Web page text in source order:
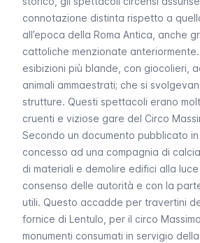
connotazione distinta rispetto a
all’epoca della Roma Antica, anche
cattoliche menzionate
esibizioni più blande, con giocolieri,
animali ammaestrati; che si
strutture. Questi spettacoli erano
cruenti e viziose gare del Circo
Secondo un documento pubblicato
concesso ad una compagnia di
di materiali e demolire edifici alla
consenso delle autorità e con la
utili. Questo accadde per travertini
fornice di Lentulo, per il circo
monumenti consumati in servigio